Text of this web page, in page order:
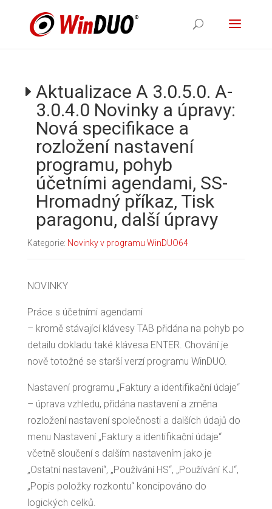
Aktualizace A 3.0.5.0. A-
3.0.4.0 Novinky a úpravy:
Nová specifikace a
rozložení nastavení
programu, pohyb
účetními agendami, SS-
Hromadný příkaz, Tisk
paragonu, další úpravy
Kategorie: Novinky v programu WinDUO64
NOVINKY
Práce s účetními agendami
– kromě stávající klávesy TAB přidána na pohyb po
detailu dokladu také klávesa ENTER. Chování je
nově totožné se starší verzí programu WinDUO.
Nastavení programu „Faktury a identifikační údaje“
– úprava vzhledu, přidána nastavení a změna
rozložení nastavení společnosti a dalších údajů do
menu Nastavení „Faktury a identifikační údaje“
včetně sloučení s dalším nastavením jako je
„Ostatní nastavení“, „Používání HS“, „Používání KJ“,
„Popis položky rozkontu“ koncipováno do
logických celků.